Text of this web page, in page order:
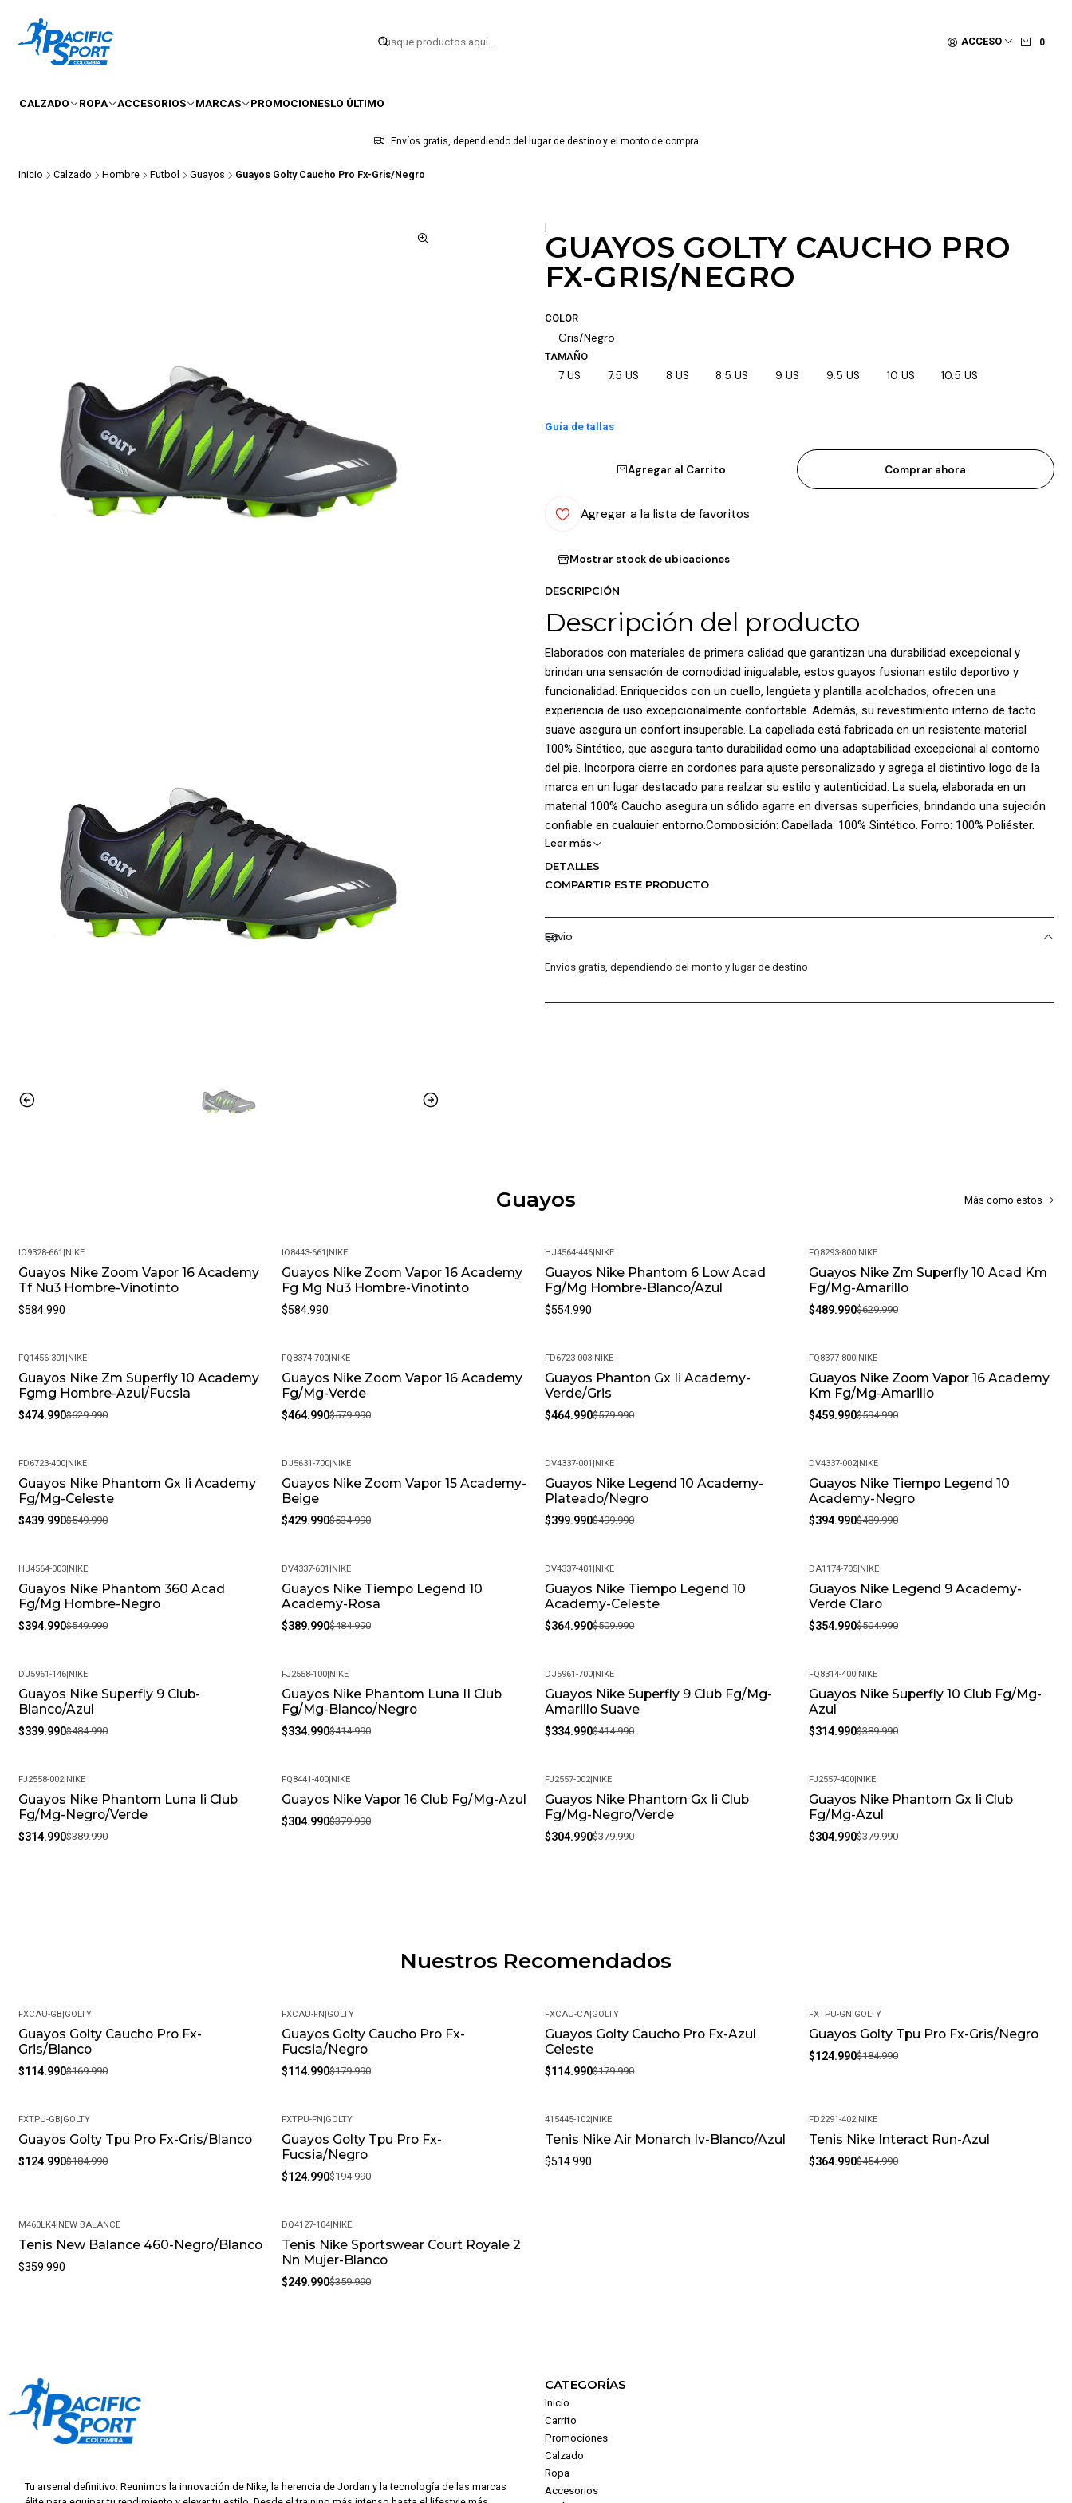
ACCESO 0
CALZADO ROPA ACCESORIOS MARCAS PROMOCIONESLO ÚLTIMO
Envíos gratis, dependiendo del lugar de destino y el monto de compra
Inicio Calzado Hombre Futbol Guayos Guayos Golty Caucho Pro Fx-Gris/Negro
|
GUAYOS GOLTY CAUCHO PRO
FX-GRIS/NEGRO
COLOR
Gris/Negro
TAMAÑO
7 US 7.5 US 8 US 8.5 US 9 US 9.5 US 10 US 10.5 US
Guía de tallas
Agregar al Carrito Comprar ahora
Agregar a la lista de favoritos
Mostrar stock de ubicaciones
DESCRIPCIÓN
Descripción del producto
Elaborados con materiales de primera calidad que garantizan una durabilidad excepcional y
brindan una sensación de comodidad inigualable, estos guayos fusionan estilo deportivo y
funcionalidad. Enriquecidos con un cuello, lengüeta y plantilla acolchados, ofrecen una
experiencia de uso excepcionalmente confortable. Además, su revestimiento interno de tacto
suave asegura un confort insuperable. La capellada está fabricada en un resistente material
100% Sintético, que asegura tanto durabilidad como una adaptabilidad excepcional al contorno
del pie. Incorpora cierre en cordones para ajuste personalizado y agrega el distintivo logo de la
marca en un lugar destacado para realzar su estilo y autenticidad. La suela, elaborada en un
material 100% Caucho asegura un sólido agarre en diversas superficies, brindando una sujeción
confiable en cualquier entorno.Composición: Capellada: 100% Sintético, Forro: 100% Poliéster,
Suela: 100% Caucho.
Leer más
DETALLES
COMPARTIR ESTE PRODUCTO
Envio
Envíos gratis, dependiendo del monto y lugar de destino
Guayos Más como estos
IO9328-661 |NIKE
Guayos Nike Zoom Vapor 16 Academy
Tf Nu3 Hombre-Vinotinto
$584.990
IO8443-661 |NIKE
Guayos Nike Zoom Vapor 16 Academy
Fg Mg Nu3 Hombre-Vinotinto
$584.990
HJ4564-446|NIKE
Guayos Nike Phantom 6 Low Acad
Fg/Mg Hombre-Blanco/Azul
$554.990
-22%
FQ8293-800|NIKE
Guayos Nike Zm Superfly 10 Acad Km
Fg/Mg-Amarillo
$489.990$629.990
-25%
FQ1456-301 |NIKE
Guayos Nike Zm Superfly 10 Academy
Fgmg Hombre-Azul/Fucsia
$474.990$629.990
-20%
FQ8374-700|NIKE
Guayos Nike Zoom Vapor 16 Academy
Fg/Mg-Verde
$464.990$579.990
-20%
FD6723-003|NIKE
Guayos Phanton Gx Ii Academy-
Verde/Gris
$464.990$579.990
-23%
FQ8377-800|NIKE
Guayos Nike Zoom Vapor 16 Academy
Km Fg/Mg-Amarillo
$459.990$594.990
-20%
FD6723-400|NIKE
Guayos Nike Phantom Gx Ii Academy
Fg/Mg-Celeste
$439.990$549.990
-20%
DJ5631-700|NIKE
Guayos Nike Zoom Vapor 15 Academy-
Beige
$429.990$534.990
-20%
DV4337-001 |NIKE
Guayos Nike Legend 10 Academy-
Plateado/Negro
$399.990$499.990
-19%
DV4337-002|NIKE
Guayos Nike Tiempo Legend 10
Academy-Negro
$394.990$489.990
-28%
HJ4564-003|NIKE
Guayos Nike Phantom 360 Acad
Fg/Mg Hombre-Negro
$394.990$549.990
-20%
DV4337-601 |NIKE
Guayos Nike Tiempo Legend 10
Academy-Rosa
$389.990$484.990
-28%
DV4337-401 |NIKE
Guayos Nike Tiempo Legend 10
Academy-Celeste
$364.990$509.990
-30%
DA1174-705|NIKE
Guayos Nike Legend 9 Academy-
Verde Claro
$354.990$504.990
-30%
DJ5961-146|NIKE
Guayos Nike Superfly 9 Club-
Blanco/Azul
$339.990$484.990
-19%
FJ2558-100|NIKE
Guayos Nike Phantom Luna II Club
Fg/Mg-Blanco/Negro
$334.990$414.990
-19%
DJ5961-700|NIKE
Guayos Nike Superfly 9 Club Fg/Mg-
Amarillo Suave
$334.990$414.990
-19%
FQ8314-400|NIKE
Guayos Nike Superfly 10 Club Fg/Mg-
Azul
$314.990$389.990
-19%
FJ2558-002|NIKE
Guayos Nike Phantom Luna Ii Club
Fg/Mg-Negro/Verde
$314.990$389.990
-20%
FQ8441-400|NIKE
Guayos Nike Vapor 16 Club Fg/Mg-Azul
$304.990$379.990
-20%
FJ2557-002|NIKE
Guayos Nike Phantom Gx Ii Club
Fg/Mg-Negro/Verde
$304.990$379.990
-20%
FJ2557-400|NIKE
Guayos Nike Phantom Gx Ii Club
Fg/Mg-Azul
$304.990$379.990
Nuestros Recomendados
-32%
FXCAU-GB|GOLTY
Guayos Golty Caucho Pro Fx-
Gris/Blanco
$114.990$169.990
-36%
FXCAU-FN|GOLTY
Guayos Golty Caucho Pro Fx-
Fucsia/Negro
$114.990$179.990
-36%
FXCAU-CA|GOLTY
Guayos Golty Caucho Pro Fx-Azul
Celeste
$114.990$179.990
-32%
FXTPU-GN|GOLTY
Guayos Golty Tpu Pro Fx-Gris/Negro
$124.990$184.990
-32%
FXTPU-GB|GOLTY
Guayos Golty Tpu Pro Fx-Gris/Blanco
$124.990$184.990
-36%
FXTPU-FN|GOLTY
Guayos Golty Tpu Pro Fx-
Fucsia/Negro
$124.990$194.990
415445-102|NIKE
Tenis Nike Air Monarch Iv-Blanco/Azul
$514.990
-20%
FD2291-402|NIKE
Tenis Nike Interact Run-Azul
$364.990$454.990
M460LK4|NEW BALANCE
Tenis New Balance 460-Negro/Blanco
$359.990
-31%
DQ4127-104|NIKE
Tenis Nike Sportswear Court Royale 2
Nn Mujer-Blanco
$249.990$359.990
Tu arsenal definitivo. Reunimos la innovación de Nike, la herencia de Jordan y la tecnología de las marcas
CATEGORÍAS
Inicio
Carrito
Promociones
Calzado
Ropa
Accesorios